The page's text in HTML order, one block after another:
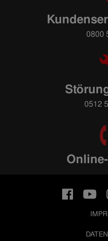
0800
0512